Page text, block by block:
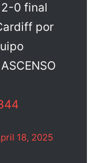
0 final
por
18, 2025